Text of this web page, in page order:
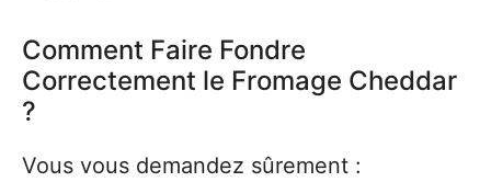
Comment Faire Fondre
Correctement le Fromage Cheddar
?
Vous vous demandez sûrement :